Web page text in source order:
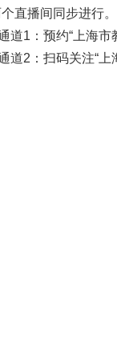
个直播间同步进行。
道1：预约“上海市
道2：扫码关注“上